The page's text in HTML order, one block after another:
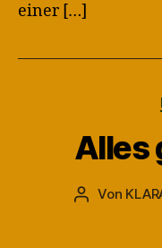
einer […]
Alles
Von